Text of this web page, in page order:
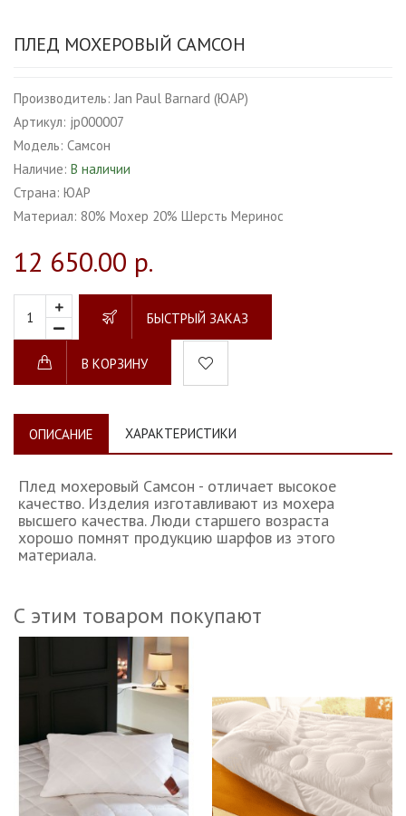
ПЛЕД МОХЕРОВЫЙ САМСОН
Производитель: Jan Paul Barnard (ЮАР)
Артикул: jp000007
Модель: Самсон
Наличие: В наличии
Страна: ЮАР
Материал: 80% Мохер 20% Шерсть Меринос
12 650.00 р.
БЫСТРЫЙ ЗАКАЗ
В КОРЗИНУ
ОПИСАНИЕ ХАРАКТЕРИСТИКИ
Плед мохеровый Самсон - отличает высокое
качество. Изделия изготавливают из мохера
высшего качества. Люди старшего возраста
хорошо помнят продукцию шарфов из этого
материала.
С этим товаром покупают